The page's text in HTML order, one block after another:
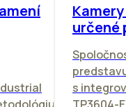
určené
s